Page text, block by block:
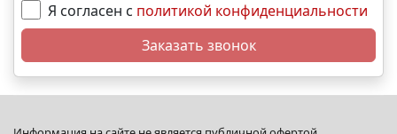
Я согласен с политикой конфиденциальности
Заказать звонок